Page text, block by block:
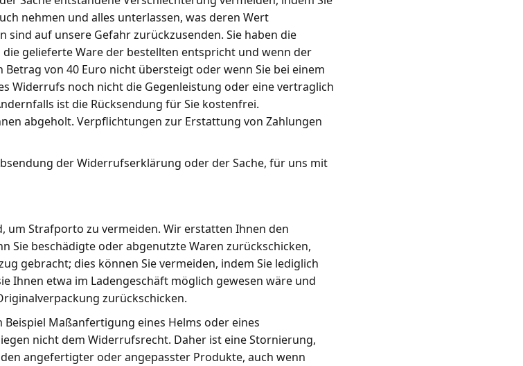
nehmen und alles unterlassen, was deren Wert
sind auf unsere Gefahr zurückzusenden. Sie haben die
gelieferte Ware der bestellten entspricht und wenn der
von 40 Euro nicht übersteigt oder wenn Sie bei einem
Widerrufs noch nicht die Gegenleistung oder eine vertraglich
ist die Rücksendung für Sie kostenfrei.
abgeholt. Verpflichtungen zur Erstattung von Zahlungen
der Widerrufserklärung oder der Sache, für uns mit
um Strafporto zu vermeiden. Wir erstatten Ihnen den
Sie beschädigte oder abgenutzte Waren zurückschicken,
gebracht; dies können Sie vermeiden, indem Sie lediglich
Ihnen etwa im Ladengeschäft möglich gewesen wäre und
zurückschicken.
Maßanfertigung eines Helms oder eines
nicht dem Widerrufsrecht. Daher ist eine Stornierung,
angefertigter oder angepasster Produkte, auch wenn